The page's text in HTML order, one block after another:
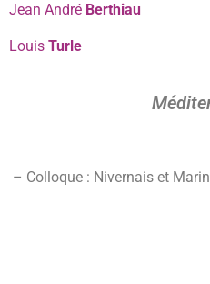
Jean André Berthiau
Louis Turle
– Colloque : Nivernais et